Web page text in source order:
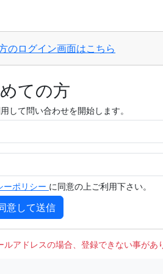
のログイン画面はこちら
ての方
して問い合わせを開始します。
ーポリシー に同意の上ご利用下さい。
意して送信
アドレスの場合、登録できない事があ